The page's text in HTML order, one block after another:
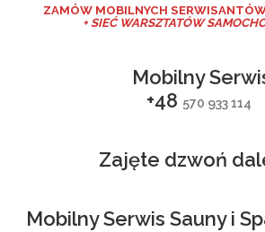
ZAMÓW MOBILNYCH
+ SIEĆ WARSZTATÓW
Mobilny
+48 570 933 114
Zajęte dzwoń
Mobilny Serwis Sauny i